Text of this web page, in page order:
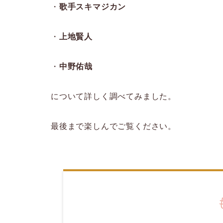
・ 歌手スキマジカン
・ 上地賢人
・ 中野佑哉
について詳しく調べてみました。
最後まで楽しんでご覧ください。